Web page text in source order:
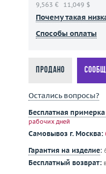
9,563 € 11,049 $
Почему такая
Способы оплаты
Продано
Остались вопросы?
Бесплатная
рабочих дней
Самовывоз г. Москва:
Гарантия на изделие:
Бесплатный возврат: